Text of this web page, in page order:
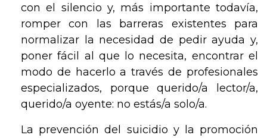
con el silencio y, más importante todavía,
romper con las barreras existentes para
normalizar la necesidad de pedir ayuda y,
poner fácil al que lo necesita, encontrar el
modo de hacerlo a través de profesionales
especializados, porque querido/a lector/a,
querido/a oyente: no estás/a solo/a.
La prevención del suicidio y la promoción